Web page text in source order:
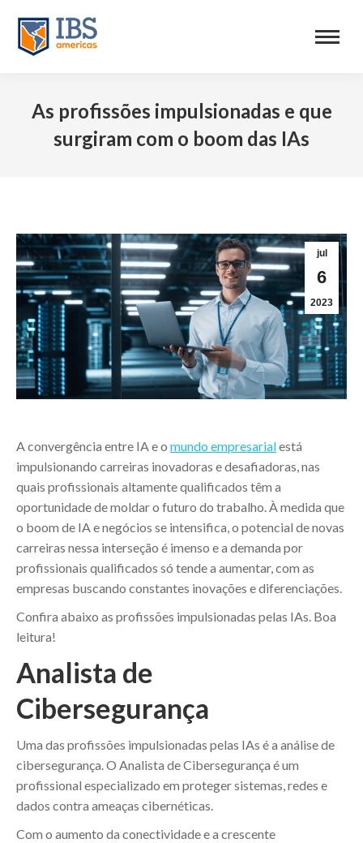
As profissões impulsionadas e que
surgiram com o boom das IAs
jul
6
2023
A convergência entre IA e o mundo empresarialestá
impulsionando carreiras inovadoras e desafiadoras, nas
quais profissionais altamente qualificados têm a
oportunidade de moldar o futuro do trabalho. À medida que
o boom de IA e negócios se intensifica, o potencial de novas
carreiras nessa interseção é imenso e a demanda por
profissionais qualificados só tende a aumentar, com as
empresas buscando constantes inovações e diferenciações.
Confira abaixo as profissões impulsionadas pelas IAs. Boa
leitura!
Analista de
Cibersegurança
Uma das profissões impulsionadas pelas IAs é a análise de
cibersegurança. O Analista de Cibersegurança é um
profissional especializado em proteger sistemas, redes e
dados contra ameaças cibernéticas.
Com o aumento da conectividade e a crescente